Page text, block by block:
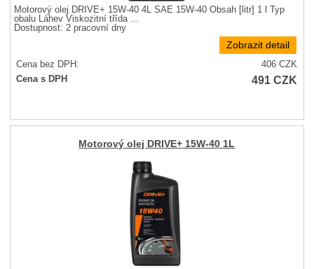
Motorový olej DRIVE+ 15W-40 4L SAE 15W-40 Obsah [litr] 1 l Typ
obalu Láhev Viskozitní třída ...
Dostupnost: 2 pracovní dny
Zobrazit detail
Cena bez DPH: 406CZK
Cena s DPH
491CZK
Motorový olej DRIVE+ 15W-40 1L